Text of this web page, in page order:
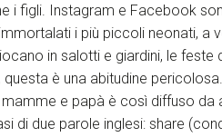
i figli. Instagram e Facebook
i più piccoli neonati, a
in salotti e giardini, le feste
questa è una abitudine
e papà è così diffuso da
di due parole inglesi: share